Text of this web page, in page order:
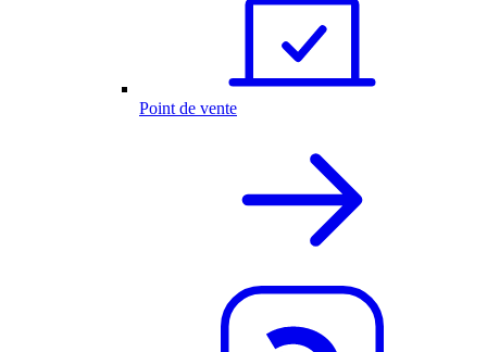
Point de vente